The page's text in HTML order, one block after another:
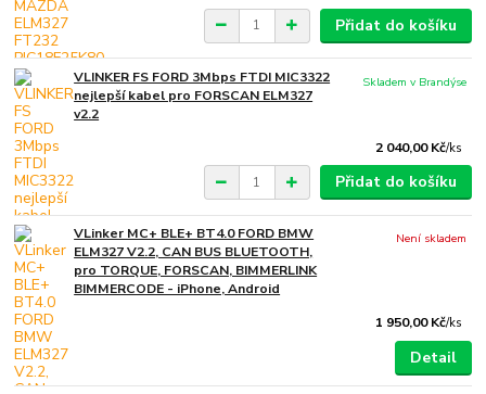
Přidat do košíku
VLINKER FS FORD 3Mbps FTDI MIC3322
nejlepší kabel pro FORSCAN ELM327
v2.2
2 040,00 Kč/ks
Skladem v Brandýse
Přidat do košíku
VLinker MC+ BLE+ BT4.0 FORD BMW
ELM327 V2.2, CAN BUS BLUETOOTH,
pro TORQUE, FORSCAN, BIMMERLINK
BIMMERCODE - iPhone, Android
1 950,00 Kč/ks
Není skladem
Detail